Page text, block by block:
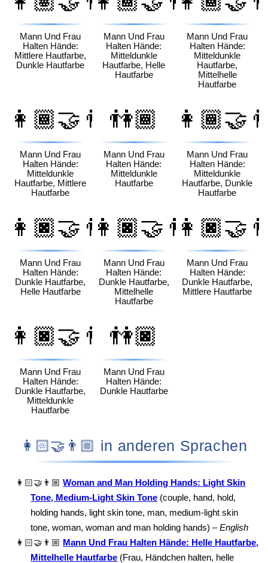
Mann Und Frau
Halten Hände:
Mittlere Hautfarbe,
Dunkle Hautfarbe
Mann Und Frau
Halten Hände:
Mitteldunkle
Hautfarbe, Helle
Hautfarbe
Mann Und Frau
Halten Hände:
Mitteldunkle
Hautfarbe,
Mittelhelle
Hautfarbe
👩🏾‍🤝‍👨🏽
Mann Und Frau
Halten Hände:
Mitteldunkle
Hautfarbe, Mittlere
Hautfarbe
👫🏾
Mann Und Frau
Halten Hände:
Mitteldunkle
Hautfarbe
Mann Und Frau
Halten Hände:
Mitteldunkle
Hautfarbe, Dunkle
Hautfarbe
👩🏿‍🤝‍👨🏻
Mann Und Frau
Halten Hände:
Dunkle Hautfarbe,
Helle Hautfarbe
👩🏿‍🤝‍👨🏼
Mann Und Frau
Halten Hände:
Dunkle Hautfarbe,
Mittelhelle
Hautfarbe
Mann Und Frau
Halten Hände:
Dunkle Hautfarbe,
Mittlere Hautfarbe
👩🏿‍🤝‍👨🏾
Mann Und Frau
Halten Hände:
Dunkle Hautfarbe,
Mitteldunkle
Hautfarbe
👫🏿
Mann Und Frau
Halten Hände:
Dunkle Hautfarbe
👩🏻‍🤝‍👨🏼 in anderen Sprachen
👩🏻‍🤝‍👨🏼 Woman and Man Holding Hands: Light Skin
Tone, Medium-Light Skin Tone (couple, hand, hold,
holding hands, light skin tone, man, medium-light skin
tone, woman, woman and man holding hands) –English
👩🏻‍🤝‍👨🏼 Mann Und Frau Halten Hände: Helle Hautfarbe,
Mittelhelle Hautfarbe (Frau, Händchen halten, helle